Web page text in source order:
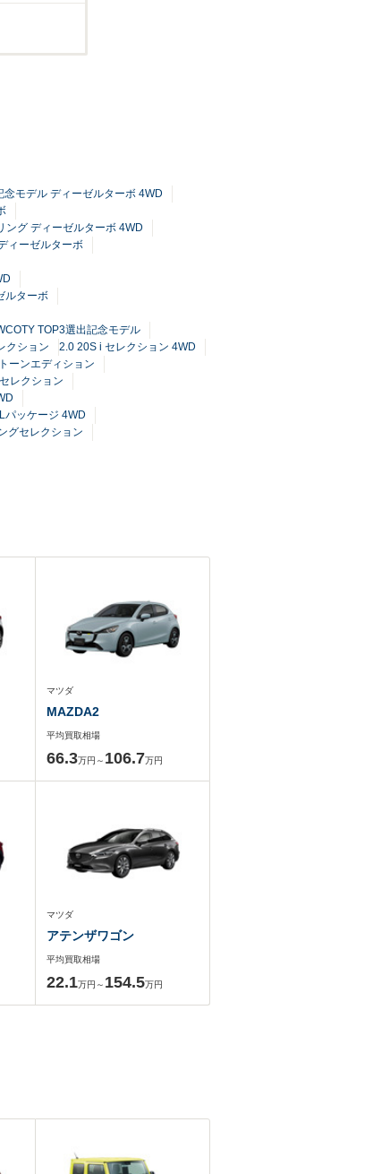
モデル ディーゼルターボ 4WD
ング ディーゼルターボ 4WD
ィーゼルターボ
ルターボ
TOP3選出記念モデル
クション
2.0 20S i セレクション 4WD
ーンエディション
レクション
パッケージ 4WD
グセレクション
マツダ
MAZDA2
平均買取相場
66.3万円～ 106.7万円
マツダ
アテンザワゴン
平均買取相場
22.1万円～ 154.5万円